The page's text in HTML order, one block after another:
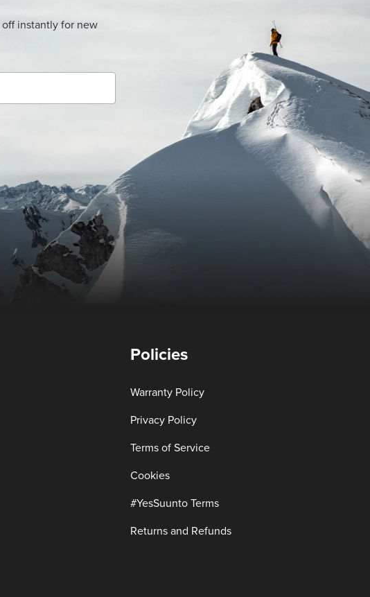
off instantly for new
Policies
Warranty Policy
Privacy Policy
Terms of Service
Cookies
#YesSuunto Terms
Returns and Refunds